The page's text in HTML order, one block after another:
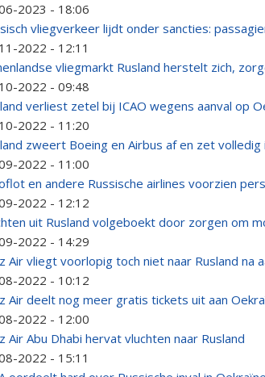
2023 - 18:06
vliegverkeer lijdt onder sancties:
2022 - 12:11
vliegmarkt Rusland herstelt zich,
2022 - 09:48
verliest zetel bij ICAO wegens aanval op
2022 - 11:20
zweert Boeing en Airbus af en zet
2022 - 11:00
en andere Russische airlines voorzien
2022 - 12:12
uit Rusland volgeboekt door zorgen om
2022 - 14:29
Air vliegt voorlopig toch niet naar Rusland na
2022 - 10:12
Air deelt nog meer gratis tickets uit aan
2022 - 12:00
Air Abu Dhabi hervat vluchten naar Rusland
2022 - 15:11